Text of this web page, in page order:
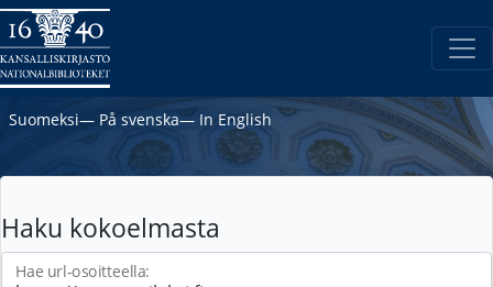
Suomeksi― På svenska― In English
Haku kokoelmasta
Hae url-osoitteella: